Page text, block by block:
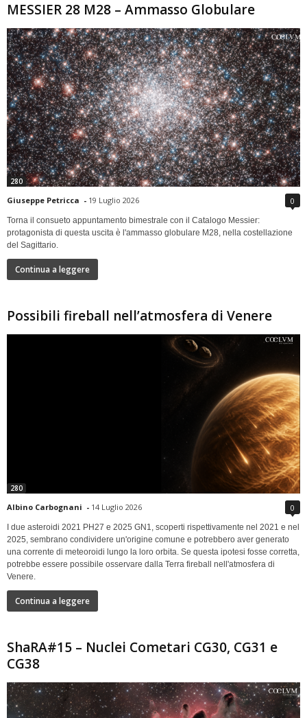
MESSIER 28 M28 – Ammasso Globulare
280
Giuseppe Petricca - 19 Luglio 2026 0
Torna il consueto appuntamento bimestrale con il Catalogo Messier:
protagonista di questa uscita è l'ammasso globulare M28, nella costellazione
del Sagittario.
Continua a leggere
Possibili fireball nell’atmosfera di Venere
280
Albino Carbognani - 14 Luglio 2026 0
I due asteroidi 2021 PH27 e 2025 GN1, scoperti rispettivamente nel 2021 e nel
2025, sembrano condividere un'origine comune e potrebbero aver generato
una corrente di meteoroidi lungo la loro orbita. Se questa ipotesi fosse corretta,
potrebbe essere possibile osservare dalla Terra fireball nell'atmosfera di
Venere.
Continua a leggere
ShaRA#15 – Nuclei Cometari CG30, CG31 e
CG38